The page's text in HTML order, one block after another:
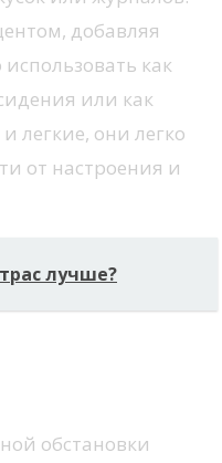
добавляя
как
или как
легкие, они легко
от настроения и
лучше?
обстановки